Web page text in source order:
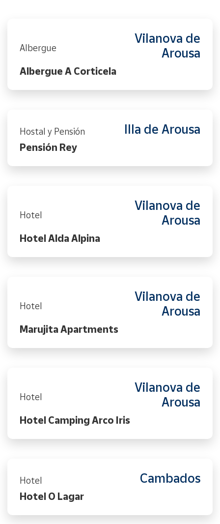
Albergue
Vilanova de
Arousa
Albergue A Corticela
Hostal y Pensión Illa de Arousa
Pensión Rey
Hotel
Vilanova de
Arousa
Hotel Alda Alpina
Hotel
Vilanova de
Arousa
Marujita Apartments
Hotel
Vilanova de
Arousa
Hotel Camping Arco Iris
Hotel Cambados
Hotel O Lagar